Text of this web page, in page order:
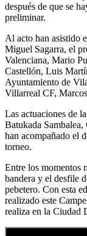
después de que se
preliminar.
Al acto han asistido
Miguel Sagarra, el
Valenciana, Mario
Castellón, Luis
Ayuntamiento de
Villarreal CF,
Las actuaciones de
Batukada
han acompañado el
torneo.
Entre los momentos
bandera y el desfile
pebetero. Con esta
realizado este
realiza en la Ciudad